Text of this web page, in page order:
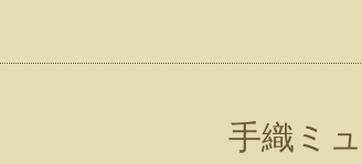
手織ミ